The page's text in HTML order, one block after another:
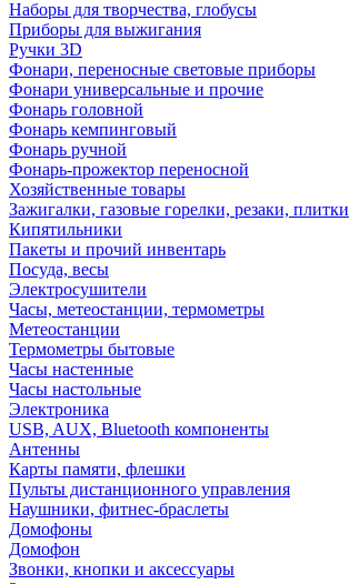
Наборы для творчества, глобусы
Приборы для выжигания
Ручки 3D
Фонари, переносные световые приборы
Фонари универсальные и прочие
Фонарь головной
Фонарь кемпинговый
Фонарь ручной
Фонарь-прожектор переносной
Хозяйственные товары
Зажигалки, газовые горелки, резаки, плитки
Кипятильники
Пакеты и прочий инвентарь
Посуда, весы
Электросушители
Часы, метеостанции, термометры
Метеостанции
Термометры бытовые
Часы настенные
Часы настольные
Электроника
USB, AUX, Bluetooth компоненты
Антенны
Карты памяти, флешки
Пульты дистанционного управления
Наушники, фитнес-браслеты
Домофоны
Домофон
Звонки, кнопки и аксессуары